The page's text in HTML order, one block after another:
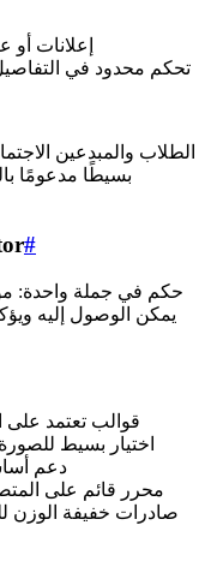
إعلانات
تحكم محدود في التفاصيل
الطلاب والمبدعين
بسيطًا مدعومًا
#
حكم في جملة واحدة:
يمكن الوصول إليه
قوالب تعتمد على
اختيار بسيط
دعم
محرر قائم على
صادرات خفيفة الوزن